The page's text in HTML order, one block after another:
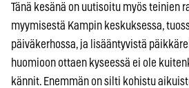
Tänä kesänä on uutisoitu myös teinien
myymisestä Kampin keskuksessa,
päiväkerhossa, ja lisääntyvistä
huomioon ottaen kyseessä ei ole
kännit. Enemmän on silti kohistu